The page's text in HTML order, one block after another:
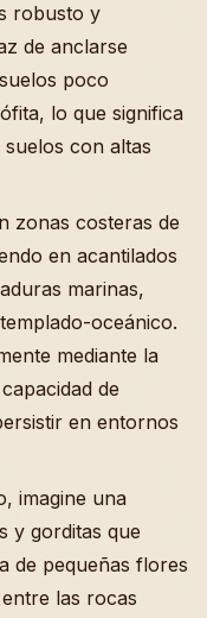
robusto y
de anclarse
poco
lo que significa
con altas
zonas costeras de
en acantilados
marinas,
oceánico.
mediante la
de
en entornos
imagine una
y gorditas que
de pequeñas flores
las rocas